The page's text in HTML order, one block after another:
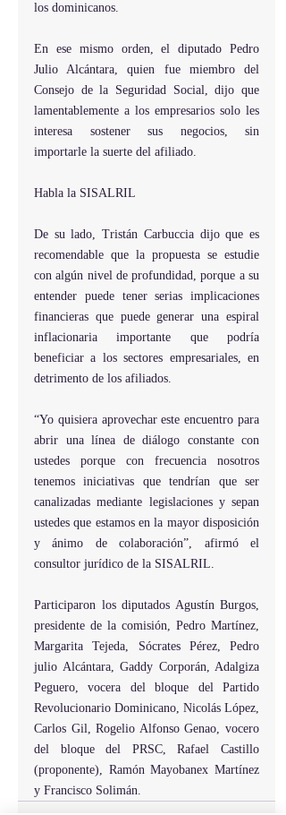
los dominicanos.
En ese mismo orden, el diputado Pedro
Julio Alcántara, quien fue miembro del
Consejo de la Seguridad Social, dijo que
lamentablemente a los empresarios solo les
interesa sostener sus negocios, sin
importarle la suerte del afiliado.
Habla la SISALRIL
De su lado, Tristán Carbuccia dijo que es
recomendable que la propuesta se estudie
con algún nivel de profundidad, porque a su
entender puede tener serias implicaciones
financieras que puede generar una espiral
inflacionaria importante que podría
beneficiar a los sectores empresariales, en
detrimento de los afiliados.
“Yo quisiera aprovechar este encuentro para
abrir una línea de diálogo constante con
ustedes porque con frecuencia nosotros
tenemos iniciativas que tendrían que ser
canalizadas mediante legislaciones y sepan
ustedes que estamos en la mayor disposición
y ánimo de colaboración”, afirmó el
consultor jurídico de la SISALRIL.
Participaron los diputados Agustín Burgos,
presidente de la comisión, Pedro Martínez,
Margarita Tejeda, Sócrates Pérez, Pedro
julio Alcántara, Gaddy Corporán, Adalgiza
Peguero, vocera del bloque del Partido
Revolucionario Dominicano, Nicolás López,
Carlos Gil, Rogelio Alfonso Genao, vocero
del bloque del PRSC, Rafael Castillo
(proponente), Ramón Mayobanex Martínez
y Francisco Solimán.